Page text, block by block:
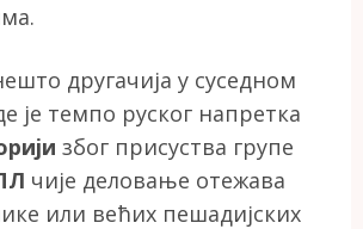
другачија у суседном
је темпо руског напретка
због присуства групе
чије деловање отежава
или већих пешадијских